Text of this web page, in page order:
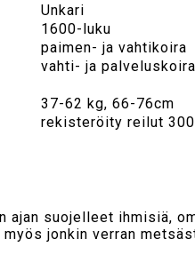
Unkari
1600-luku
paimen- ja vahtikoira
vahti- ja
37-62 kg, 66-76cm
rekisteröity reilut 300
ajan suojelleet ihmisiä,
jonkin verran